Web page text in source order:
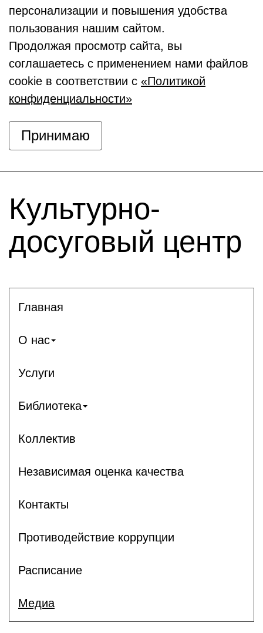
персонализации и повышения удобства
пользования нашим сайтом.
Продолжая просмотр сайта, вы
соглашаетесь с применением нами файлов
cookie в соответствии с «Политикой
конфиденциальности»
Принимаю
Культурно-
досуговый центр
Главная
О нас
Услуги
Библиотека
Коллектив
Независимая оценка качества
Контакты
Противодействие коррупции
Расписание
Медиа